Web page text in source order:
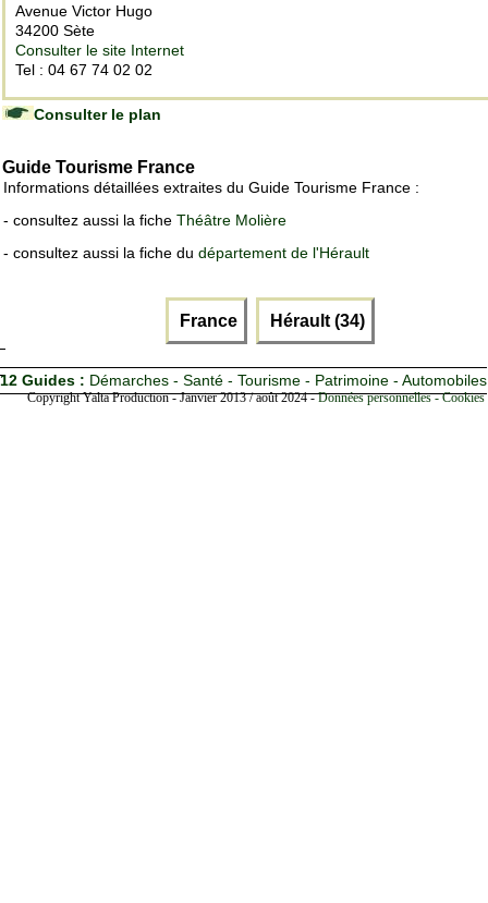
Avenue Victor Hugo
34200 Sète
Consulter le site Internet
Tel : 04 67 74 02 02
Consulter le plan
Guide Tourisme France
Informations détaillées extraites du Guide Tourisme France :
- consultez aussi la fiche Théâtre Molière
- consultez aussi la fiche du département de l'Hérault
France Hérault (34)
12 Guides : Démarches - Santé - Tourisme - Patrimoine - Automobiles
Copyright Yalta Production - Janvier 2013 / août 2024 -Données personnelles -